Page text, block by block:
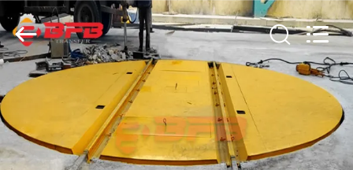
घर
उत्पादों
Hundred
Percent
Electrical
and
Mechanical
Co.,Ltd.
All
Reserved.